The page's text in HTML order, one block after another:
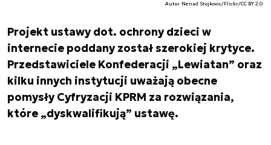
Autor. Nenad Stojkovic/Flickr/CC BY 2.0
Projekt ustawy dot. ochrony dzieci w
internecie poddany został szerokiej krytyce.
Przedstawiciele Konfederacji „Lewiatan” oraz
kilku innych instytucji uważają obecne
pomysły Cyfryzacji KPRM za rozwiązania,
które „dyskwalifikują” ustawę.